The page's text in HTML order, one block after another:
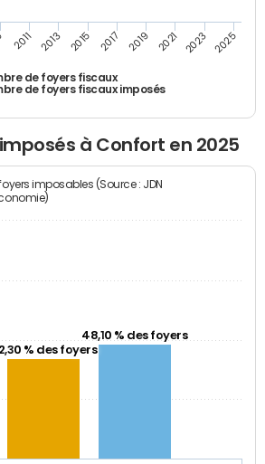
de foyers fiscaux
de foyers fiscaux imposés
2011 2013 2015 2017 2019 2021 2023 2025
à Confort en 2025
imposables (Source : JDN
% des foyers
48,10 % des foyers